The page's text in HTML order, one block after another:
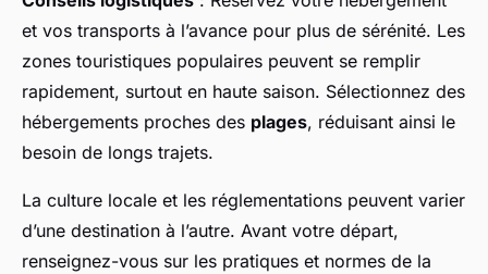
et vos transports à l’avance pour plus de sérénité. Les
zones touristiques populaires peuvent se remplir
rapidement, surtout en haute saison. Sélectionnez des
hébergements proches des plages, réduisant ainsi le
besoin de longs trajets.
La culture locale et les réglementations peuvent varier
d’une destination à l’autre. Avant votre départ,
renseignez-vous sur les pratiques et normes de la